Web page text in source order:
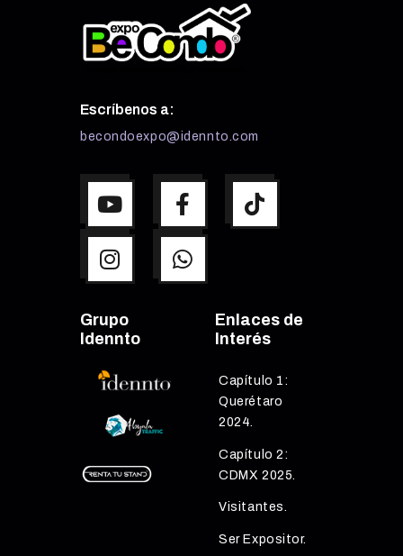
Escríbenos a:
becondoexpo@idennto.com
Grupo
Idennto
Enlaces de
Interés
Capítulo 1:
Querétaro
2024.
Capítulo 2:
CDMX 2025.
Visitantes.
Ser Expositor.